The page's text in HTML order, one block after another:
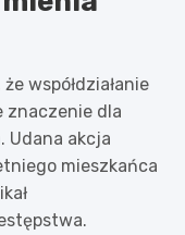
współdziałanie
znaczenie dla
Udana akcja
mieszkańca